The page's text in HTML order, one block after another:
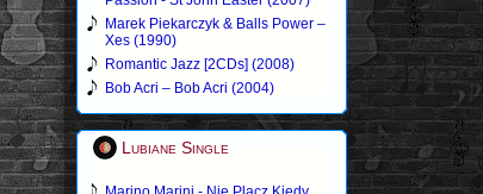
Marek Piekarczyk & Balls Power –
Xes (1990)
Romantic Jazz [2CDs] (2008)
Bob Acri – Bob Acri (2004)
Lubiane Single